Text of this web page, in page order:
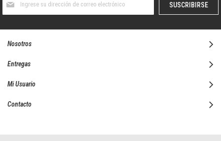
boletín
SUSCRIBIRSE
Nosotros
Entregas
Mi Usuario
Contacto